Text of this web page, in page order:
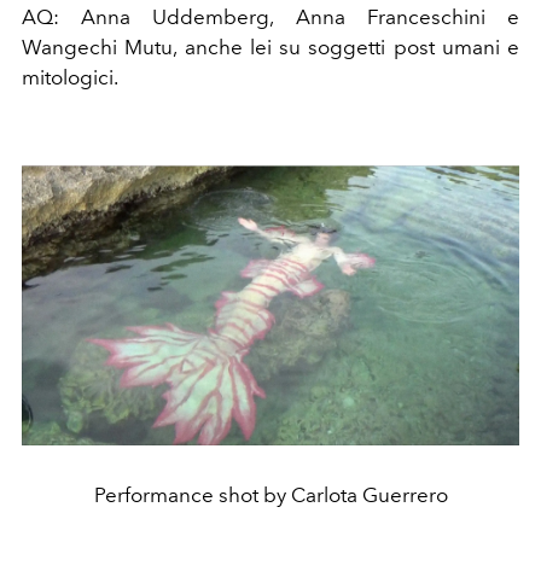
AQ: Anna Uddemberg, Anna Franceschini e
Wangechi Mutu, anche lei su soggetti post umani e
mitologici.
Performance shot by Carlota Guerrero